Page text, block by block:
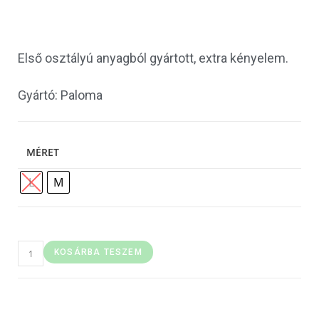
Első osztályú anyagból gyártott, extra kényelem.
Gyártó: Paloma
MÉRET
L M
KOSÁRBA TESZEM